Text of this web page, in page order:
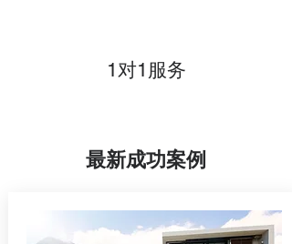
1对1服务
最新成功案例